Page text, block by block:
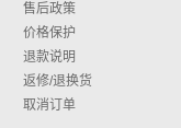
售后政策
价格保护
退款说明
返修/退换货
取消订单